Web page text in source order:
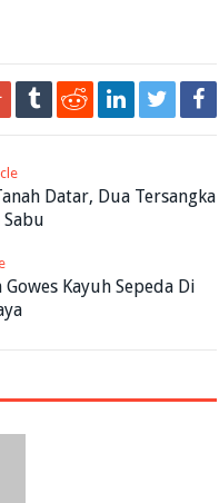
Datar, Dua Tersangka
Sabu
Kayuh Sepeda Di